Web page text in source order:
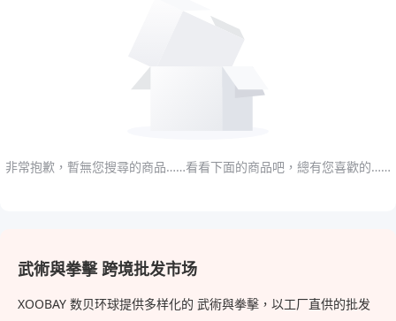
非常抱歉，暫無您搜尋的商品……看看下面的商品吧，總有您喜歡的……
武術與拳擊 跨境批发市场
XOOBAY 数贝环球提供多样化的 武術與拳擊，以工厂直供的批发